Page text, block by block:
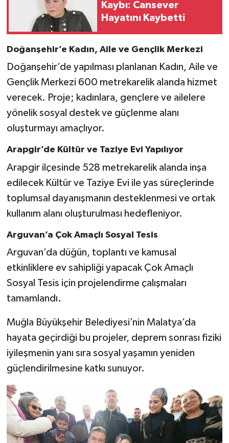
Kaybı: Cansever
Hayatını Kaybetti
Doğanşehir’e Kadın, Aile ve Gençlik Merkezi
Doğanşehir’de yapılması planlanan Kadın, Aile ve
Gençlik Merkezi 600 metrekarelik alanda hizmet
verecek. Proje; kadınlara, gençlere ve ailelere
yönelik sosyal destek ve güçlenme alanı
oluşturmayı amaçlıyor.
Arapgir’de Kültür ve Taziye Evi Yapılıyor
Arapgir ilçesinde 528 metrekarelik alanda inşa
edilecek Kültür ve Taziye Evi ile yas süreçlerinde
toplumsal dayanışmanın desteklenmesi ve ortak
kullanım alanı oluşturulması hedefleniyor.
Arguvan’a Çok Amaçlı Sosyal Tesis
Arguvan’da düğün, toplantı ve kamusal
etkinliklere ev sahipliği yapacak Çok Amaçlı
Sosyal Tesis için projelendirme çalışmaları
tamamlandı.
Muğla Büyükşehir Belediyesi’nin Malatya’da
hayata geçirdiği bu projeler, deprem sonrası fiziki
iyileşmenin yanı sıra sosyal yaşamın yeniden
güçlendirilmesine katkı sunuyor.